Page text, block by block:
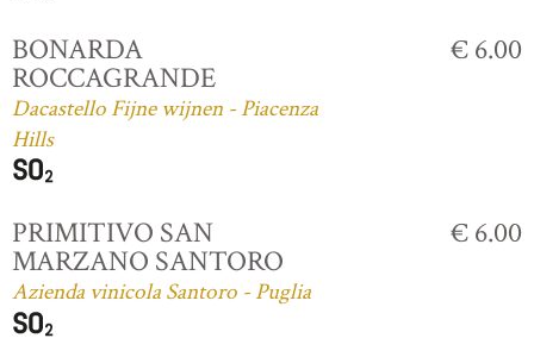
BONARDA
ROCCAGRANDE
Dacastello Fijne wijnen - Piacenza
Hills
€ 6.00
PRIMITIVO SAN
MARZANO SANTORO
Azienda vinicola Santoro - Puglia
€ 6.00